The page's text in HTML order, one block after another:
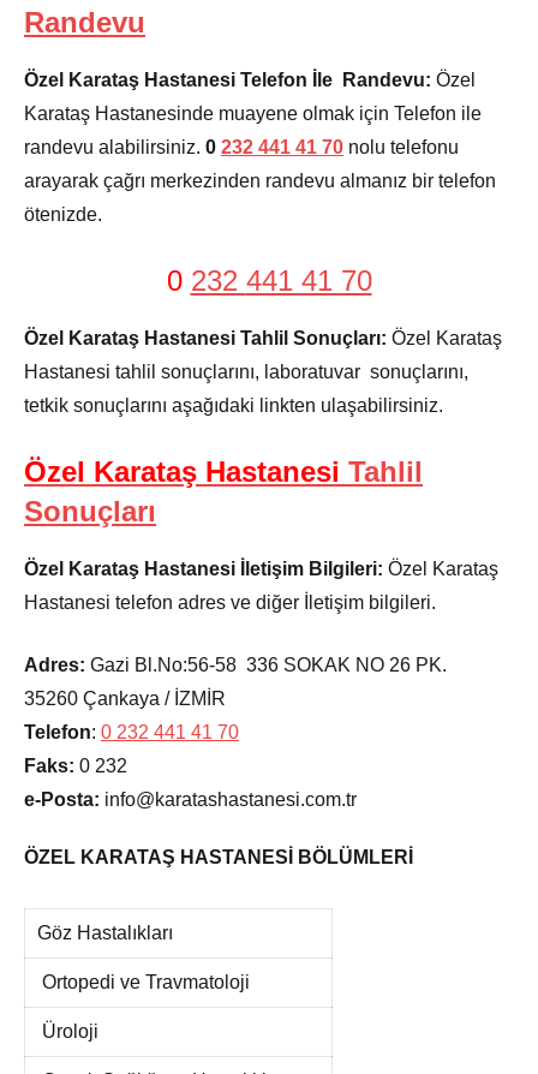
Randevu
Özel Karataş Hastanesi Telefon İle Randevu: Özel
Karataş Hastanesinde muayene olmak için Telefon ile
randevu alabilirsiniz. 0 232 441 41 70 nolu telefonu
arayarak çağrı merkezinden randevu almanız bir telefon
ötenizde.
0 232 441 41 70
Özel Karataş Hastanesi Tahlil Sonuçları: Özel Karataş
Hastanesi tahlil sonuçlarını, laboratuvar sonuçlarını,
tetkik sonuçlarını aşağıdaki linkten ulaşabilirsiniz.
Özel Karataş Hastanesi Tahlil
Sonuçları
Özel Karataş Hastanesi İletişim Bilgileri: Özel Karataş
Hastanesi telefon adres ve diğer İletişim bilgileri.
Adres: Gazi Bl.No:56-58 336 SOKAK NO 26 PK.
35260 Çankaya / İZMİR
Telefon: 0 232 441 41 70
Faks: 0 232
e-Posta: info@karatashastanesi.com.tr
ÖZEL KARATAŞ HASTANESİ BÖLÜMLERİ
Göz Hastalıkları
Ortopedi ve Travmatoloji
Üroloji